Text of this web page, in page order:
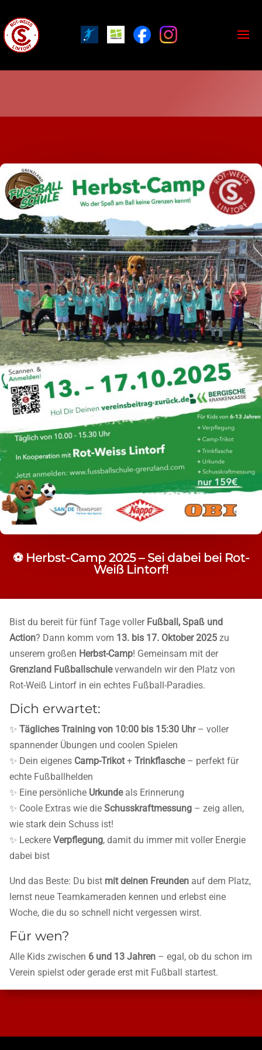
⚽ Herbst-Camp 2025 – Sei dabei bei Rot-
Weiß Lintorf!
Bist du bereit für fünf Tage voller Fußball, Spaß und
Action? Dann komm vom 13. bis 17. Oktober 2025 zu
unserem großen Herbst-Camp! Gemeinsam mit der
Grenzland Fußballschuleverwandeln wir den Platz von
Rot-Weiß Lintorf in ein echtes Fußball-Paradies.
Dich erwartet:
✨ Tägliches Training von 10:00 bis 15:30 Uhr– voller
spannender Übungen und coolen Spielen
✨ Dein eigenes Camp-Trikot+ Trinkflasche– perfekt für
echte Fußballhelden
✨ Eine persönliche Urkundeals Erinnerung
✨ Coole Extras wie die Schusskraftmessung – zeig allen,
wie stark dein Schuss ist!
✨ Leckere Verpflegung, damit du immer mit voller Energie
dabei bist
Und das Beste: Du bist mit deinen Freunden auf dem Platz,
lernst neue Teamkameraden kennen und erlebst eine
Woche, die du so schnell nicht vergessen wirst.
Für wen?
Alle Kids zwischen 6 und 13 Jahren – egal, ob du schon im
Verein spielst oder gerade erst mit Fußball startest.